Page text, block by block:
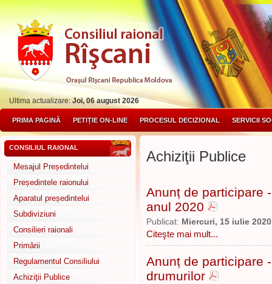
Ultima actualizare:Joi, 06 august 2026
PRIMA PAGINĂ PETIȚIE ON-LINE PROCESUL DECIZIONAL SERVICII
CONSILIUL RAIONAL
Mesajul Președintelui
Președintele raionului
Aparatul președintelui
Subdiviziuni
Consilieri raionali
Primării
Regulamentul Consiliului
Achiziţii Publice
Achiziţii Publice
Anunț de participare
anul 2020
Publicat: Miercuri, 15 iulie 2020
Citeşte mai mult...
Anunț de participare
drumurilor